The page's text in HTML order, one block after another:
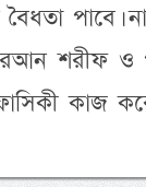
পাবে।
শরীফ ও
কাজ